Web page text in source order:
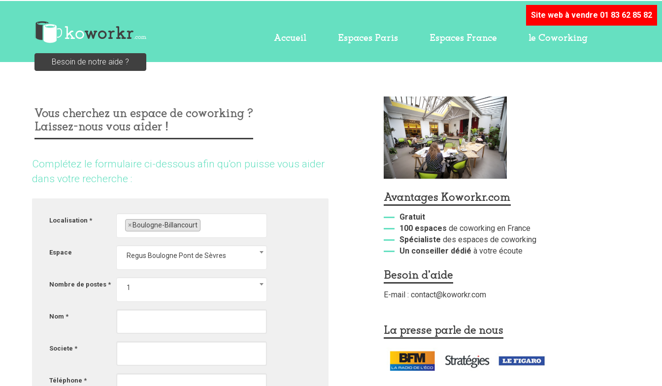
Site web à vendre 01 83 62 85 82
Besoin de notre aide ?
Accueil Espaces Paris Espaces France le Coworking
Vous cherchez un espace de coworking ?
Laissez-nous vous aider !
Complétez le formulaire ci-dessous afin qu'on puisse vous aider
dans votre recherche :
Localisation *
× Boulogne-Billancourt
Espace Regus Boulogne Pont de Sèvres
Nombre de postes * 1
Nom *
Societe *
Téléphone *
Avantages Koworkr.com
Gratuit
100 espaces de coworking en France
Spécialiste des espaces de coworking
Un conseiller dédié à votre écoute
Besoin d'aide
E-mail : contact@koworkr.com
La presse parle de nous